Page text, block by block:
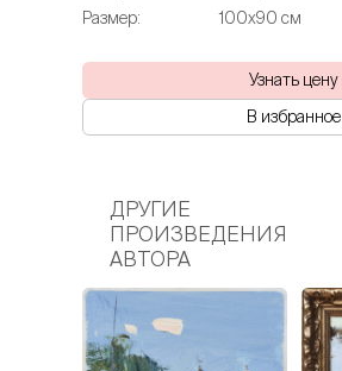
Размер:
100х90 см
Узнать цену
В избранное
ДРУГИЕ
ПРОИЗВЕДЕНИЯ
АВТОРА